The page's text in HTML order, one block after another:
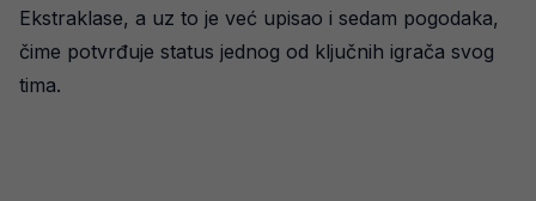
Ekstraklase, a uz to je već upisao i sedam pogodaka,
čime potvrđuje status jednog od ključnih igrača svog
tima.